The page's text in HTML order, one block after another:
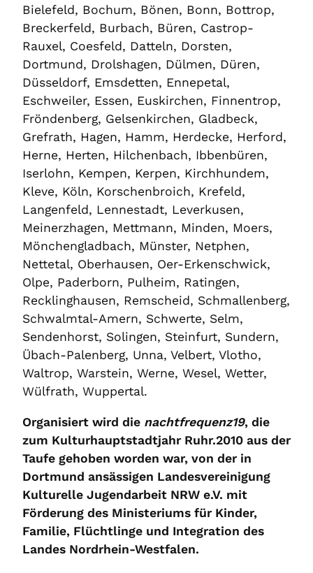
Bielefeld, Bochum, Bönen, Bonn, Bottrop,
Breckerfeld, Burbach, Büren, Castrop-
Rauxel, Coesfeld, Datteln, Dorsten,
Dortmund, Drolshagen, Dülmen, Düren,
Düsseldorf, Emsdetten, Ennepetal,
Eschweiler, Essen, Euskirchen, Finnentrop,
Fröndenberg, Gelsenkirchen, Gladbeck,
Grefrath, Hagen, Hamm, Herdecke, Herford,
Herne, Herten, Hilchenbach, Ibbenbüren,
Iserlohn, Kempen, Kerpen, Kirchhundem,
Kleve, Köln, Korschenbroich, Krefeld,
Langenfeld, Lennestadt, Leverkusen,
Meinerzhagen, Mettmann, Minden, Moers,
Mönchengladbach, Münster, Netphen,
Nettetal, Oberhausen, Oer-Erkenschwick,
Olpe, Paderborn, Pulheim, Ratingen,
Recklinghausen, Remscheid, Schmallenberg,
Schwalmtal-Amern, Schwerte, Selm,
Sendenhorst, Solingen, Steinfurt, Sundern,
Übach-Palenberg, Unna, Velbert, Vlotho,
Waltrop, Warstein, Werne, Wesel, Wetter,
Wülfrath, Wuppertal.
Organisiert wird die nachtfrequenz19, die
zum Kulturhauptstadtjahr Ruhr.2010 aus der
Taufe gehoben worden war, von der in
Dortmund ansässigen Landesvereinigung
Kulturelle Jugendarbeit NRW e.V. mit
Förderung des Ministeriums für Kinder,
Familie, Flüchtlinge und Integration des
Landes Nordrhein-Westfalen.